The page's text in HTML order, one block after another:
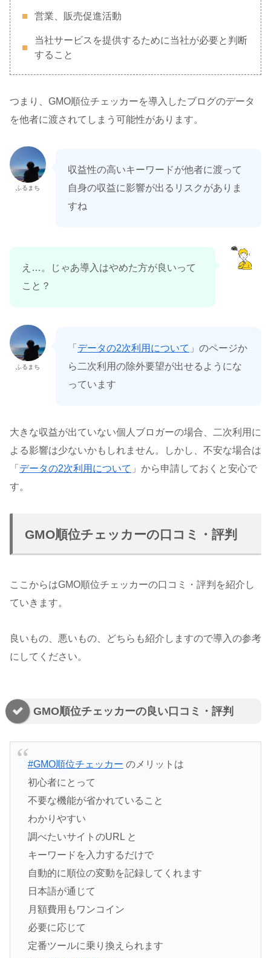
営業、販売促進活動
当社サービスを提供するために当社が必要と判断
すること
つまり、GMO順位チェッカーを導入したブログのデータ
を他者に渡されてしまう可能性があります。
ふるまち
収益性の高いキーワードが他者に渡って
自身の収益に影響が出るリスクがありま
すね
え…。じゃあ導入はやめた方が良いって
こと？
ふるまち
「 データの2次利用について 」のページか
ら二次利用の除外要望が出せるようにな
っています
大きな収益が出ていない個人ブロガーの場合、二次利用に
よる影響は少ないかもしれません。しかし、不安な場合は
「 データの2次利用について 」から申請しておくと安心で
す。
GMO順位チェッカーの口コミ・評判
ここからはGMO順位チェッカーの口コミ・評判を紹介し
ていきます。
良いもの、悪いもの、どちらも紹介しますので導入の参考
にしてください。
GMO順位チェッカーの良い口コミ・評判
#GMO順位チェッカー のメリットは
初心者にとって
不要な機能が省かれていること
わかりやすい
調べたいサイトのURL と
キーワードを入力するだけで
自動的に順位の変動を記録してくれます
日本語が通じて
月額費用もワンコイン
必要に応じて
定番ツールに乗り換えられます